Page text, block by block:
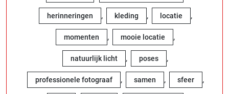
herinneringen , kleding , locatie ,
momenten , mooie locatie ,
natuurlijk licht , poses ,
professionele fotograaf , samen , sfeer ,